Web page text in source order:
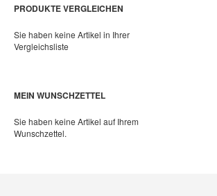
PRODUKTE VERGLEICHEN
Sie haben keine Artikel in Ihrer
Vergleichsliste
MEIN WUNSCHZETTEL
Sie haben keine Artikel auf Ihrem
Wunschzettel.